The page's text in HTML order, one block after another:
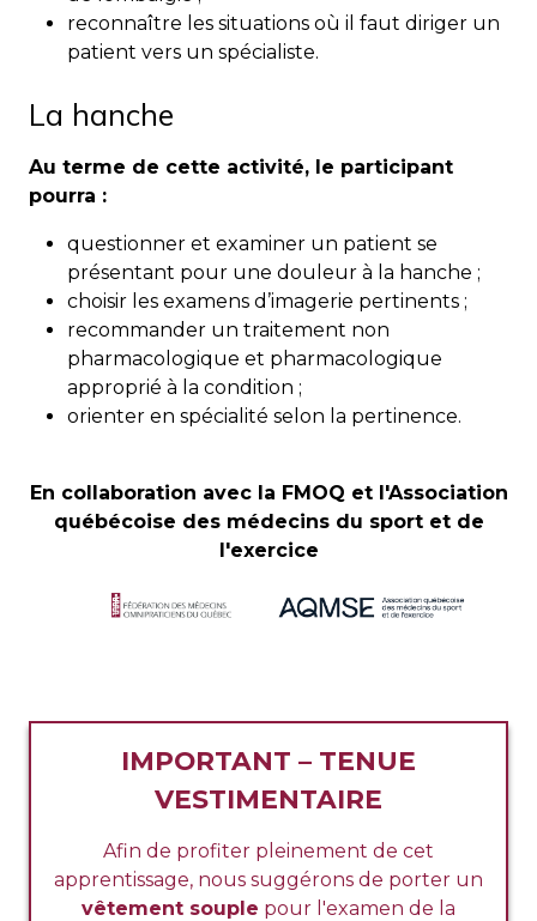
reconnaître les situations où il faut diriger un
patient vers un spécialiste.
La hanche
Au terme de cette activité, le participant
pourra :
questionner et examiner un patient se
présentant pour une douleur à la hanche ;
choisir les examens d’imagerie pertinents ;
recommander un traitement non
pharmacologique et pharmacologique
approprié à la condition ;
orienter en spécialité selon la pertinence.
En collaboration avec la FMOQ et l'Association
québécoise des médecins du sport et de
l'exercice
IMPORTANT – TENUE
VESTIMENTAIRE
Afin de profiter pleinement de cet
apprentissage, nous suggérons de porter un
vêtement souple pour l'examen de la